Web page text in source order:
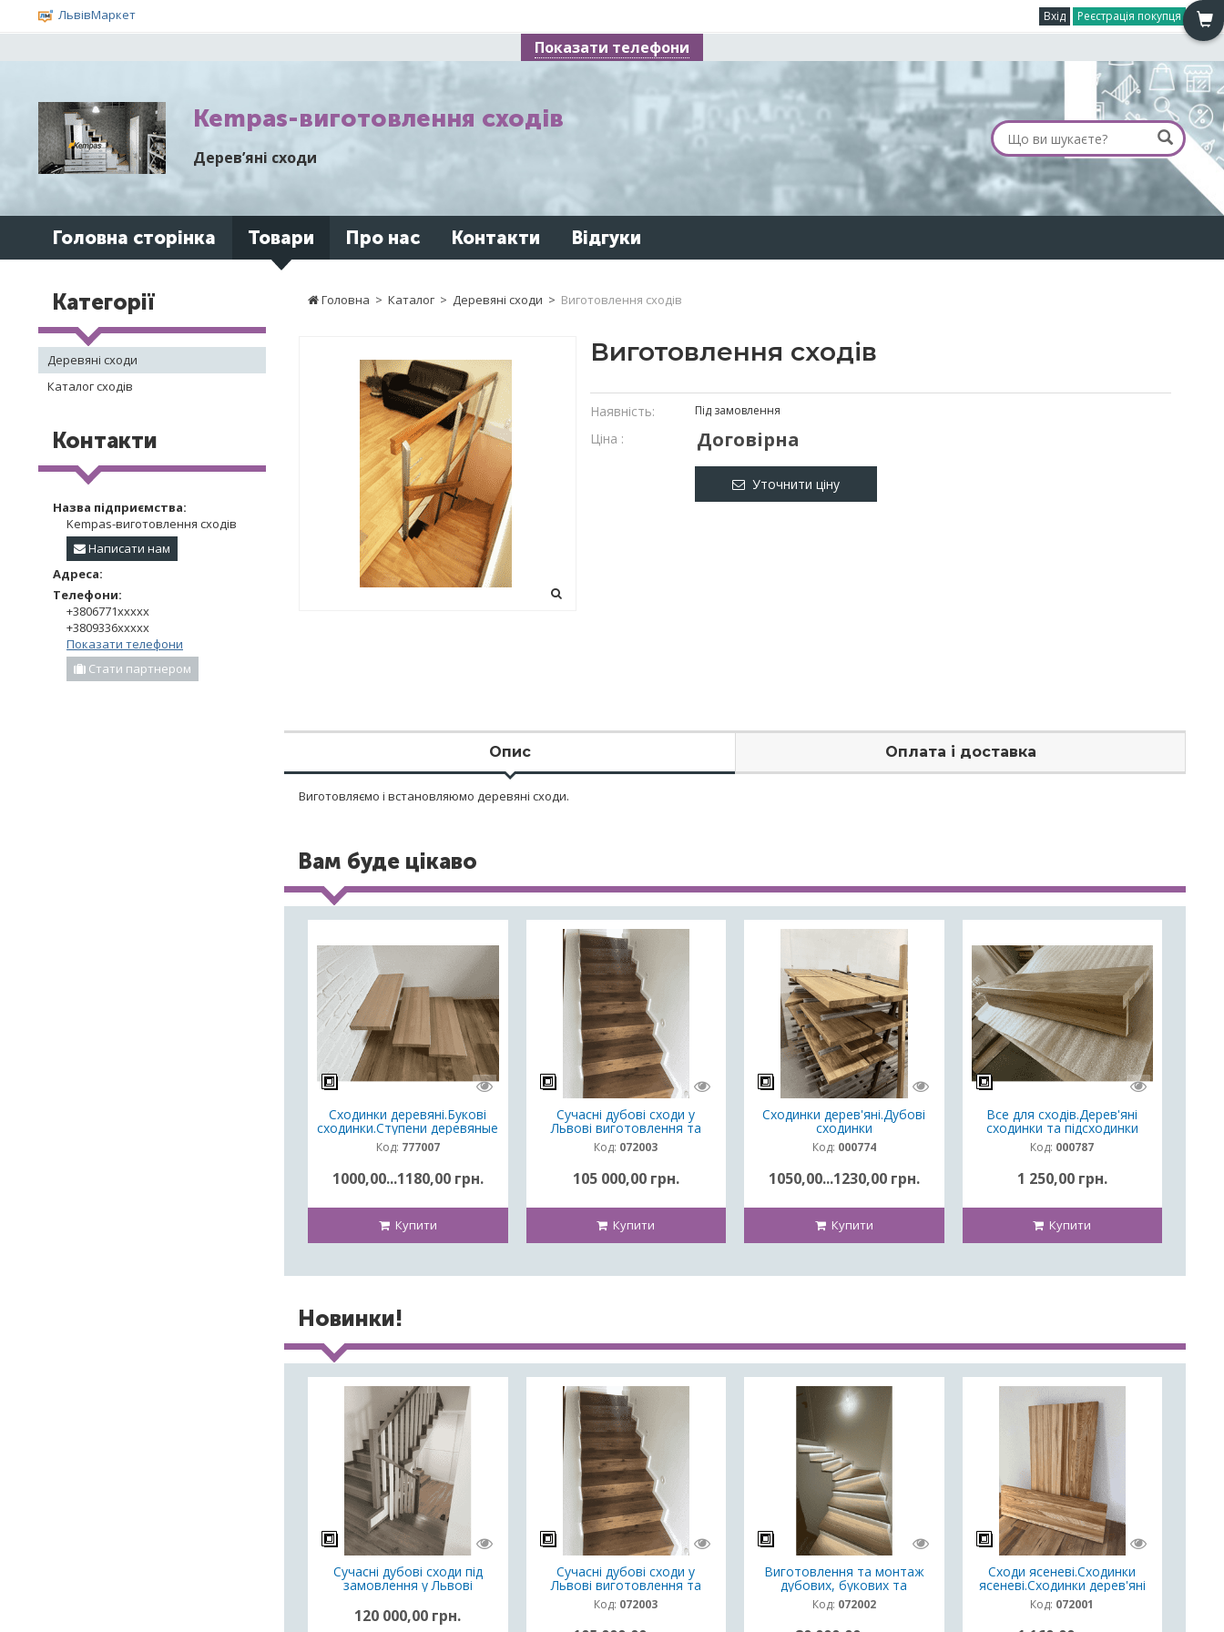
Вхід Реєстрація покупця
ЛьвівМаркет
Показати телефони
Kempas-виготовлення сходів
Дерев’яні сходи
Головна сторінка Товари Про нас Контакти Відгуки
Головна > Каталог > Деревяні сходи > Виготовлення сходів
Виготовлення сходів
Наявність: Під замовлення
Ціна : Договірна
Уточнити ціну
Опис Оплата і доставка
Виготовляємо і встановляюмо деревяні сходи.
Вам буде цікаво
Сходинки деревяні.Букові
сходинки.Ступени деревяные
Код: 777007
1000,00...1180,00 грн.
Купити
Сучасні дубові сходи у
Львові виготовлення та
монтаж
Код: 072003
105 000,00 грн.
Купити
Сходинки дерев'яні.Дубові
сходинки
Код: 000774
1050,00...1230,00 грн.
Купити
Все для сходів.Дерев'яні
сходинки та підсходинки
Код: 000787
1 250,00 грн.
Купити
Новинки!
Сучасні дубові сходи під
замовлення у Львові
120 000,00 грн.
Сучасні дубові сходи у
Львові виготовлення та
монтаж
Код: 072003
Виготовлення та монтаж
дубових, букових та
ясеневих сходів у Львові
Код: 072002
Сходи ясеневі.Сходинки
ясеневі.Сходинки дерев'яні
40мм
Код: 072001
Категорії
Деревяні сходи
Каталог сходів
Контакти
Назва підприємства:
Kempas-виготовлення сходів
Написати нам
Адреса:
Телефони:
+3806771xxxxx
+3809336xxxxx
Показати телефони
Стати партнером